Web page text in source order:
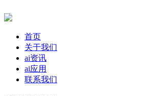
首页
关于我们
ai资讯
ai应用
联系我们